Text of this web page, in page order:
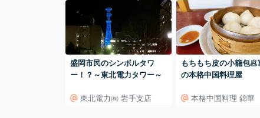
盛岡市民のシンボルタワ
ー！？～東北電力タワー～
東北電力㈱ 岩手支店
もちもち皮の小籠包
の本格中国料理屋
本格中国料理 錦華